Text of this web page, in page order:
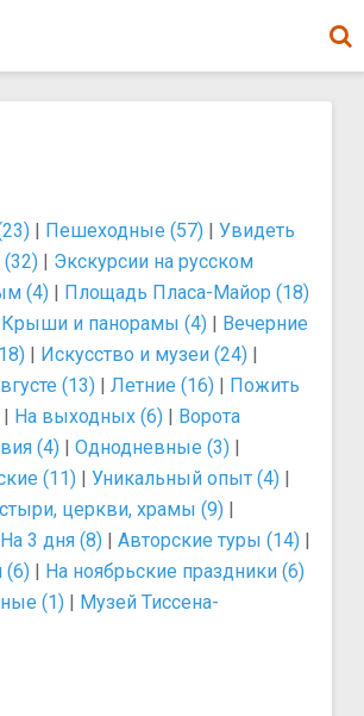
| Пешеходные (57) | Увидеть
(32) | Экскурсии на русском
(4) | Площадь Пласа-Майор (18)
Крыши и панорамы (4) | Вечерние
| Искусство и музеи (24) |
(13) | Летние (16) | Пожить
| На выходных (6) | Ворота
(4) | Однодневные (3) |
(11) | Уникальный опыт (4) |
церкви, храмы (9) |
На 3 дня (8) | Авторские туры (14) |
(6) | На ноябрьские праздники (6)
(1) | Музей Тиссена-